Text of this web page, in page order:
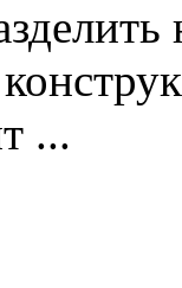
...